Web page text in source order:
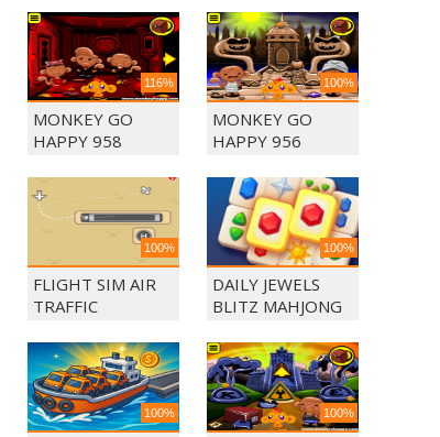
116%
MONKEY GO
HAPPY 958
100%
MONKEY GO
HAPPY 956
100%
FLIGHT SIM AIR
TRAFFIC
100%
DAILY JEWELS
BLITZ MAHJONG
100% 100%